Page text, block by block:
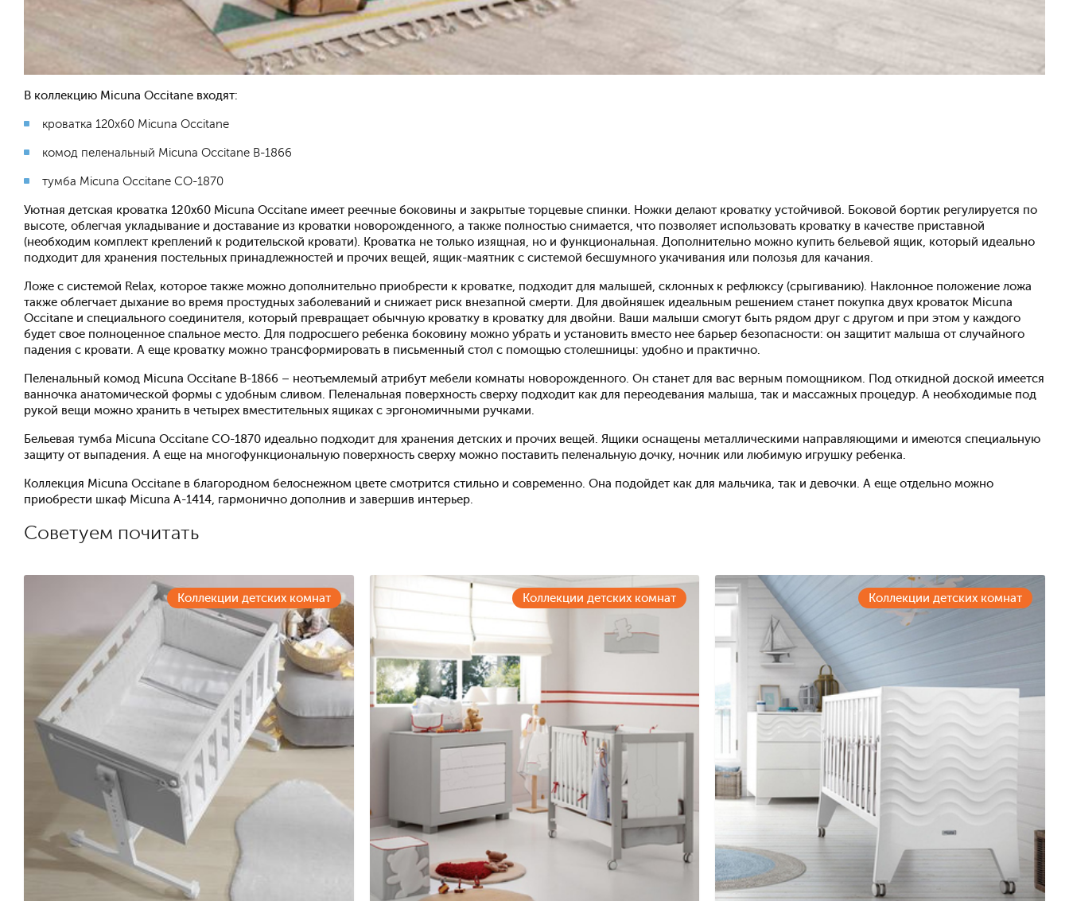
В коллекцию Micuna Occitane входят:
кроватка 120x60 Micuna Occitane
комод пеленальный Micuna Occitane B-1866
тумба Micuna Occitane CO-1870
Уютная детская кроватка 120x60 Micuna Occitane имеет реечные боковины и закрытые торцевые спинки. Ножки делают кроватку устойчивой. Боковой бортик регулируется по
высоте, облегчая укладывание и доставание из кроватки новорожденного, а также полностью снимается, что позволяет использовать кроватку в качестве приставной
(необходим комплект креплений к родительской кровати). Кроватка не только изящная, но и функциональная. Дополнительно можно купить бельевой ящик, который идеально
подходит для хранения постельных принадлежностей и прочих вещей, ящик-маятник с системой бесшумного укачивания или полозья для качания.
Ложе с системой Relax, которое также можно дополнительно приобрести к кроватке, подходит для малышей, склонных к рефлюксу (срыгиванию). Наклонное положение ложа
также облегчает дыхание во время простудных заболеваний и снижает риск внезапной смерти. Для двойняшек идеальным решением станет покупка двух кроваток Micuna
Occitane и специального соединителя, который превращает обычную кроватку в кроватку для двойни. Ваши малыши смогут быть рядом друг с другом и при этом у каждого
будет свое полноценное спальное место. Для подросшего ребенка боковину можно убрать и установить вместо нее барьер безопасности: он защитит малыша от случайного
падения с кровати. А еще кроватку можно трансформировать в письменный стол с помощью столешницы: удобно и практично.
Пеленальный комод Micuna Occitane B-1866 – неотъемлемый атрибут мебели комнаты новорожденного. Он станет для вас верным помощником. Под откидной доской имеется
ванночка анатомической формы с удобным сливом. Пеленальная поверхность сверху подходит как для переодевания малыша, так и массажных процедур. А необходимые под
рукой вещи можно хранить в четырех вместительных ящиках с эргономичными ручками.
Бельевая тумба Micuna Occitane CO-1870 идеально подходит для хранения детских и прочих вещей. Ящики оснащены металлическими направляющими и имеются специальную
защиту от выпадения. А еще на многофункциональную поверхность сверху можно поставить пеленальную дочку, ночник или любимую игрушку ребенка.
Коллекция Micuna Occitane в благородном белоснежном цвете смотрится стильно и современно. Она подойдет как для мальчика, так и девочки. А еще отдельно можно
приобрести шкаф Micuna A-1414, гармонично дополнив и завершив интерьер.
Советуем почитать
Коллекции детских комнат Коллекции детских комнат Коллекции детских комнат